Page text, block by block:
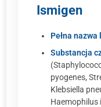
Ismigen
Pełna nazwa
Substancja
pyogenes,
Klebsiella
Haemophilus